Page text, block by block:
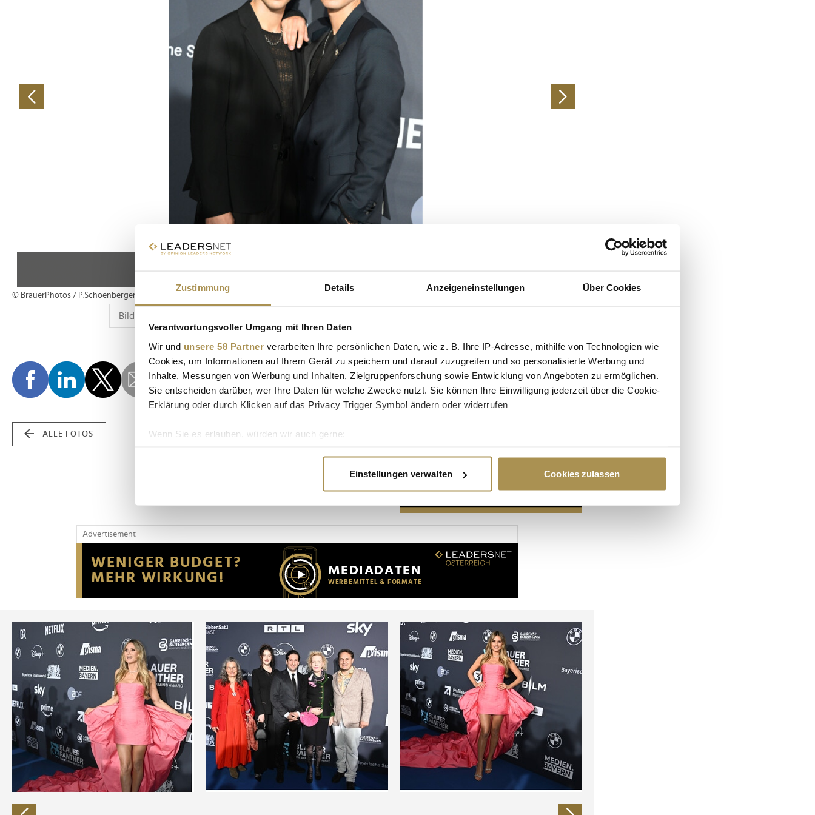
Zustimmung Details Anzeigeneinstellungen Über Cookies
Verantwortungsvoller Umgang mit Ihren Daten
Wir und unsere 58 Partner verarbeiten Ihre persönlichen Daten, wie z. B. Ihre IP-Adresse, mithilfe von Technologien wie
Cookies, um Informationen auf Ihrem Gerät zu speichern und darauf zuzugreifen und so personalisierte Werbung und
Inhalte, Messungen von Werbung und Inhalten, Zielgruppenforschung sowie Entwicklung von Angeboten zu ermöglichen.
Sie entscheiden darüber, wer Ihre Daten für welche Zwecke nutzt. Sie können Ihre Einwilligung jederzeit über die Cookie-
Erklärung oder durch Klicken auf das Privacy Trigger Symbol ändern oder widerrufen
Wenn Sie es erlauben, würden wir auch gerne:
Erfahren Sie mehr darüber, wie Ihre persönlichen Daten verarbeitet werden, und legen Sie Ihre Präferenzen im
Wir verwenden Cookies, um Inhalte und Anzeigen zu personalisieren, Funktionen für soziale Medien anbieten zu können
Website an unsere Partner für soziale Medien, Werbung und Analysen weiter. Unsere Partner führen diese Informationen
möglicherweise mit weiteren Daten zusammen, die Sie ihnen bereitgestellt haben oder die sie im Rahmen Ihrer Nutzung
der Dienste gesammelt haben.
Einstellungen verwalten Cookies zulassen
© BrauerPhotos / P.Schoenberger
ALLE FOTOS
Advertisement
Advertisement